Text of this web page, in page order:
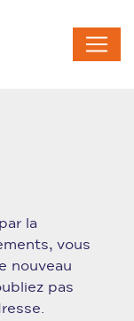
la
vous
nouveau
pas